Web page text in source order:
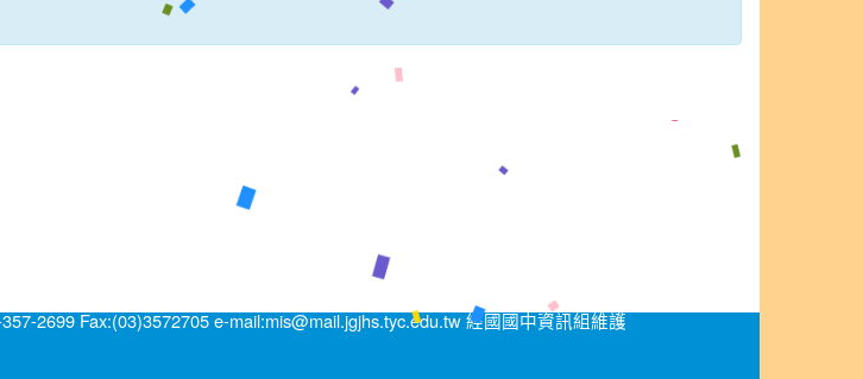
2699 Fax:(03)3572705 e-mail:mis@mail.jgjhs.tyc.edu.tw 經國國中資訊組維護